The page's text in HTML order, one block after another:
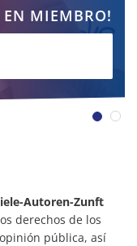
EN MIEMBRO!
Autoren-Zunft
derechos de los
pública, así